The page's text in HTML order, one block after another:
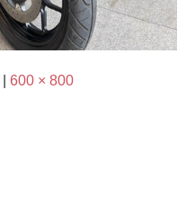
600 × 800